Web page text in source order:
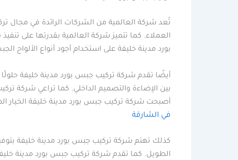
تُعد شركة العالمية من الشركات الرائدة في مجال
العملاء. كما تتميز شركة العالمية بقدرتها على
بورد مدينة خليفة على استخدام أجود أنواع الألواح
أيضًا تقدم شركة تركيب جبس بورد مدينة خليفة حلولًا
بين الإضاءة والتصميم الداخلي. كما تراعي شركة
أصبحت شركة تركيب جبس بورد مدينة خليفة الخيار
في الشارقة
كذلك تهتم شركة تركيب جبس بورد مدينة خليفة
الطويل. كما تقدم شركة تركيب جبس بورد مدينة